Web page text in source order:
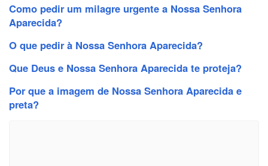
Como pedir um milagre urgente a Nossa Senhora
Aparecida?
O que pedir à Nossa Senhora Aparecida?
Que Deus e Nossa Senhora Aparecida te proteja?
Por que a imagem de Nossa Senhora Aparecida e
preta?